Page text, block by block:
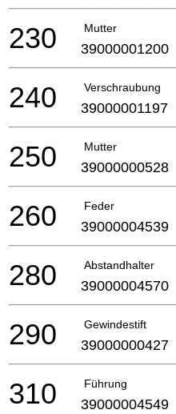
Mutter
230 39000001200
Verschraubung
240 39000001197
Mutter
250 39000000528
Feder
260 39000004539
Abstandhalter
280 39000004570
Gewindestift
290 39000000427
Führung
310 39000004549